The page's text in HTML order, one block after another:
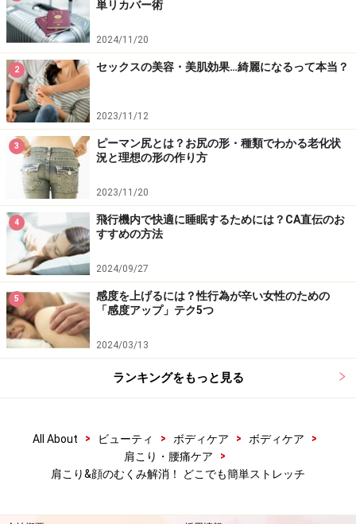
単リカバー術
2024/11/20
2 セックスの美容・美肌効果…綺麗になるって本当？
2023/11/12
3
ピーマン尻とは？お尻の形・種類でわかる老化状
況と理想の形の作り方
2023/11/20
4
飛行機内で快適に睡眠するためには？CA直伝のお
すすめの方法
2024/09/27
5
感度を上げるには？性行為が辛い女性のための
「感度アップ」テク5つ
2024/03/13
ランキングをもっと見る
All About > ビューティ > ボディケア > ボディケア
>
肩こり・腰痛ケア
>
肩こり&顔のむくみ解消！ どこでも簡単ストレッチ